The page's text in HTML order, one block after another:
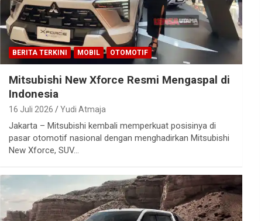
BERITA TERKINI MOBIL OTOMOTIF
Mitsubishi New Xforce Resmi Mengaspal di
Indonesia
16 Juli 2026 Yudi Atmaja
Jakarta – Mitsubishi kembali memperkuat posisinya di
pasar otomotif nasional dengan menghadirkan Mitsubishi
New Xforce, SUV…